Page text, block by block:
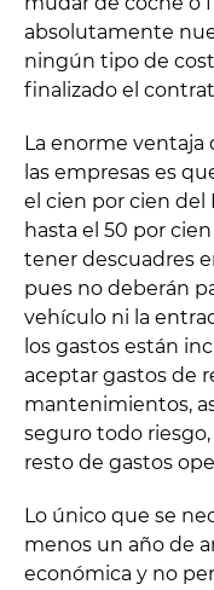
absolutamente
ningún tipo de
finalizado el
La enorme
las empresas es
el cien por cien del
hasta el 50 por
tener descuadres
pues no deberán
vehículo ni la
los gastos están
aceptar gastos de
mantenimientos,
seguro todo
resto de gastos
Lo único que se
menos un año de
económica y no